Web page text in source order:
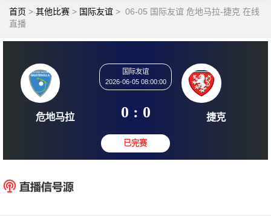
首页 > 其他比赛 > 国际友谊 > 06-05 国际友谊 危地马拉-捷克 在线
直播
国际友谊
0 : 0